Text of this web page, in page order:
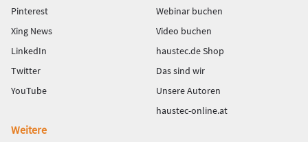
Pinterest
Xing News
LinkedIn
Twitter
YouTube
Webinar buchen
Video buchen
haustec.de Shop
Das sind wir
Unsere Autoren
haustec-online.at
Weitere